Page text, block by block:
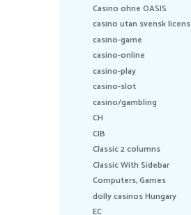
Casino ohne OASIS
casino utan svensk licens
casino-game
casino-online
casino-play
casino-slot
casino/gambling
CH
CIB
Classic 2 columns
Classic With Sidebar
Computers, Games
dolly casinos Hungary
EC